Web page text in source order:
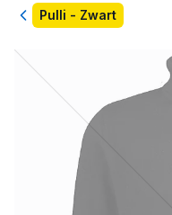
TerugPulli - Zwart